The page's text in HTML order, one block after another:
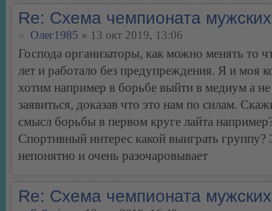
Re: Схема чемпионата
Олег1985 » 13 окт 2019, 13:06
Господа организаторы, как можно менять то
лет и работало без предупреждения. Я и моя
хотим например в борьбе выйти в медиум а
заявиться, доказав что это нам по силам.
смысл борьбы в первом круге лайта
Спортивный интерес какой выиграть группу?
непонятно и очень разочаровывает
Re: Схема чемпионата